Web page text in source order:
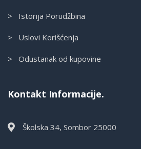
> Istorija Porudžbina
> Uslovi Korišćenja
> Odustanak od kupovine
Kontakt Informacije.
Školska 34, Sombor 25000